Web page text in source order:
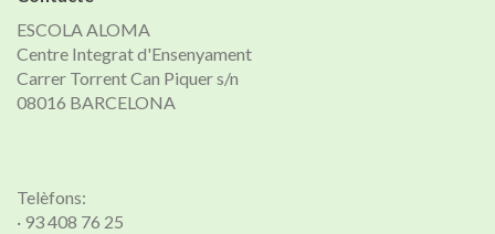
ESCOLA ALOMA
Centre Integrat d'Ensenyament
Carrer Torrent Can Piquer s/n
08016 BARCELONA
Telèfons:
· 93 408 76 25